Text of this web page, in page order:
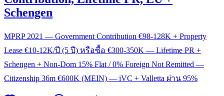
Schengen
MPRP 2021 — Government Contribution €98-128K + Property
Lease €10-12K/ปี (5 ปี) หรือซื้อ €300-350K — Lifetime PR +
Schengen + Non-Dom 15% Flat / 0% Foreign Not Remitted —
Citizenship 36m €600K (MEIN) — iVC + Valletta ผ่าน 95%